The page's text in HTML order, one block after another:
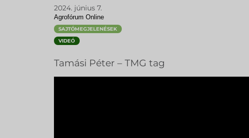
2024. június 7.
Agrofórum Online
SAJTÓMEGJELENÉSEK
VIDEÓ
Tamási Péter – TMG tag